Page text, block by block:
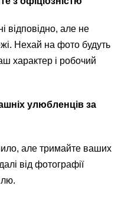
відповідно, але не
Нехай на фото будуть
характер і робочий
улюбленців за
але тримайте ваших
від фотографії